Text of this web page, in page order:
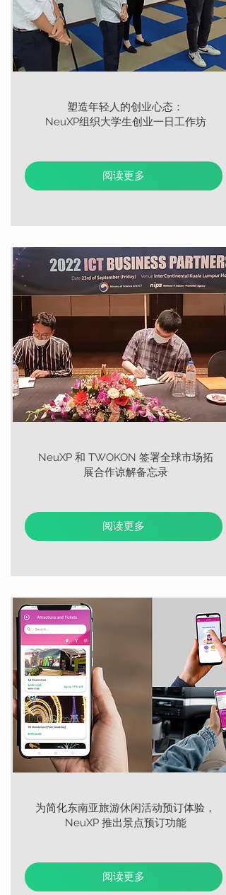
塑造年轻人的创业心态：
NeuXP组织大学生创业一日工作坊
阅读更多
NeuXP 和 TWOKON 签署全球市场拓
展合作谅解备忘录
阅读更多
为简化东南亚旅游休闲活动预订体验，
NeuXP 推出景点预订功能
阅读更多